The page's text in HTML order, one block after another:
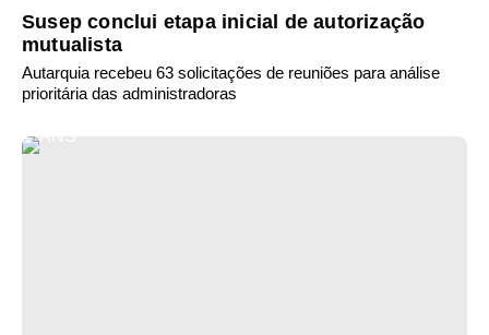
Susep conclui etapa inicial de autorização
mutualista
Autarquia recebeu 63 solicitações de reuniões para análise
prioritária das administradoras